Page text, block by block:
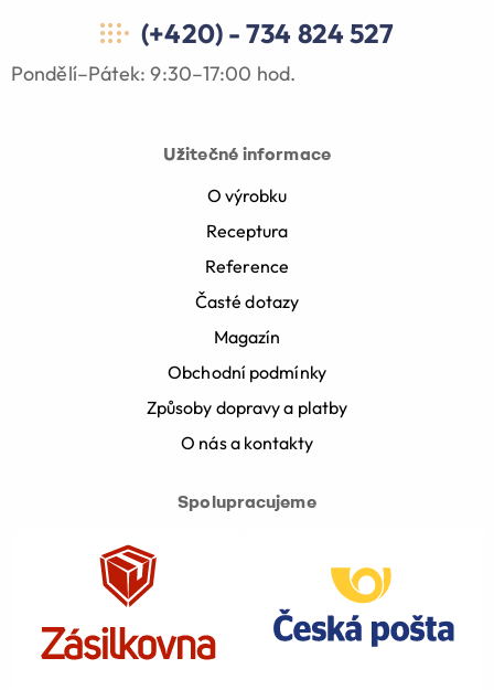
(+420) - 734 824 527
Pondělí–Pátek: 9:30–17:00 hod.
Užitečné informace
O výrobku
Receptura
Reference
Časté dotazy
Magazín
Obchodní podmínky
Způsoby dopravy a platby
O nás a kontakty
Spolupracujeme